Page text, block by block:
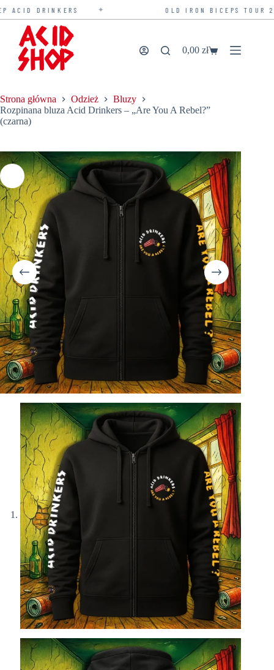
DRINKERS OLD IRON BICEPS TOUR
Przejdź
treści
Koszyk
0,00zł
Strona główna Odzież
Bluzy
Rozpinana bluza Acid Drinkers – „Are You A Rebel?”
(czarna)